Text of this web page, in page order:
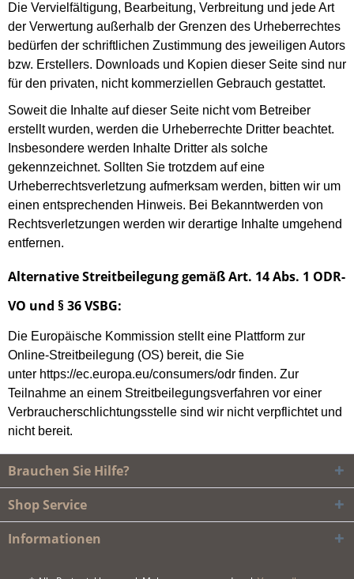
Die Vervielfältigung, Bearbeitung, Verbreitung und jede Art
der Verwertung außerhalb der Grenzen des Urheberrechtes
bedürfen der schriftlichen Zustimmung des jeweiligen Autors
bzw. Erstellers. Downloads und Kopien dieser Seite sind nur
für den privaten, nicht kommerziellen Gebrauch gestattet.
Soweit die Inhalte auf dieser Seite nicht vom Betreiber
erstellt wurden, werden die Urheberrechte Dritter beachtet.
Insbesondere werden Inhalte Dritter als solche
gekennzeichnet. Sollten Sie trotzdem auf eine
Urheberrechtsverletzung aufmerksam werden, bitten wir um
einen entsprechenden Hinweis. Bei Bekanntwerden von
Rechtsverletzungen werden wir derartige Inhalte umgehend
entfernen.
Alternative Streitbeilegung gemäß Art. 14 Abs. 1 ODR-
VO und § 36 VSBG:
Die Europäische Kommission stellt eine Plattform zur
Online-Streitbeilegung (OS) bereit, die Sie
unter https://ec.europa.eu/consumers/odr finden. Zur
Teilnahme an einem Streitbeilegungsverfahren vor einer
Verbraucherschlichtungsstelle sind wir nicht verpflichtet und
nicht bereit.
Brauchen Sie Hilfe?
Shop Service
Informationen